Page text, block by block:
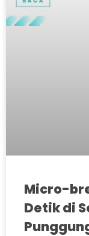
Micro-
Detik di